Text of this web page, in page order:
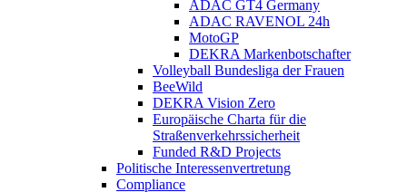
ADAC GT4 Germany
ADAC RAVENOL 24h
MotoGP
DEKRA Markenbotschafter
Volleyball Bundesliga der Frauen
BeeWild
DEKRA Vision Zero
Europäische Charta für die
Straßenverkehrssicherheit
Funded R&D Projects
Politische Interessenvertretung
Compliance